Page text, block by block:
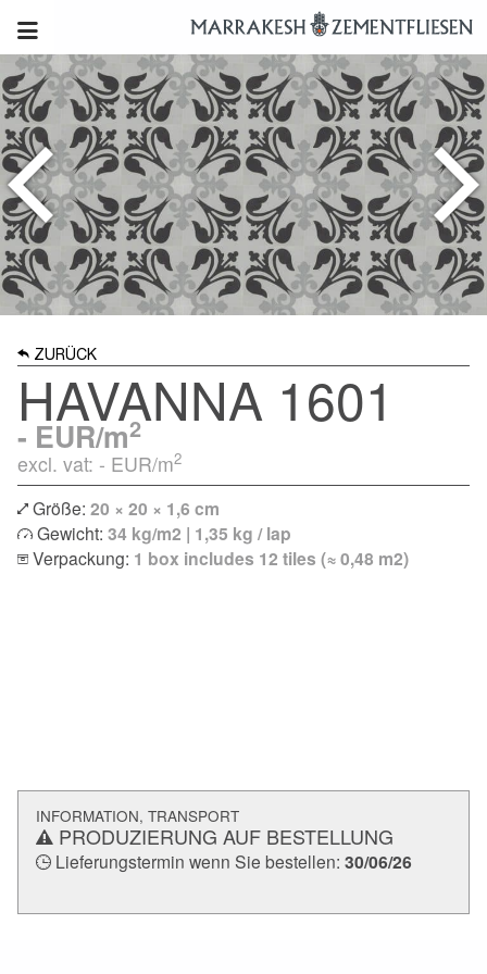
ZURÜCK
HAVANNA 1601
- EUR/m2
excl. vat: - EUR/m2
Größe: 20 × 20 × 1,6 cm
Gewicht: 34 kg/m2 | 1,35 kg / lap
Verpackung: 1 box includes 12 tiles (≈ 0,48 m2)
INFORMATION, TRANSPORT
PRODUZIERUNG AUF BESTELLUNG
Lieferungstermin wenn Sie bestellen: 30/06/26